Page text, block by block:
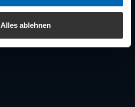
Alles ablehnen